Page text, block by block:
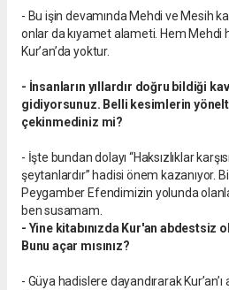
- Bu işin devamında Mehdi ve Mesih
onlar da kıyamet alameti. Hem Mehdi
Kur’an’da yoktur.
- İnsanların yıllardır doğru bildiği
gidiyorsunuz. Belli kesimlerin
çekinmediniz mi?
- İşte bundan dolayı “Haksızlıklar
şeytanlardır” hadisi önem kazanıyor.
Peygamber Efendimizin yolunda
ben susamam.
- Yine kitabınızda Kur'an abdestsiz
Bunu açar mısınız?
- Güya hadislere dayandırarak